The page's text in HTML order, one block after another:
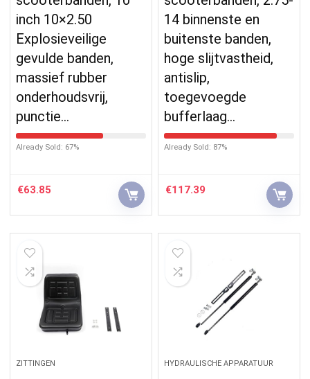
inch 10×2.50
Explosieveilige
gevulde banden,
massief rubber
onderhoudsvrij,
punctie…
Already Sold: 67%
€63.85
14 binnenste en
buitenste banden,
hoge slijtvastheid,
antislip,
toegevoegde
bufferlaag…
Already Sold: 87%
€117.39
ZITTINGEN HYDRAULISCHE APPARATUUR